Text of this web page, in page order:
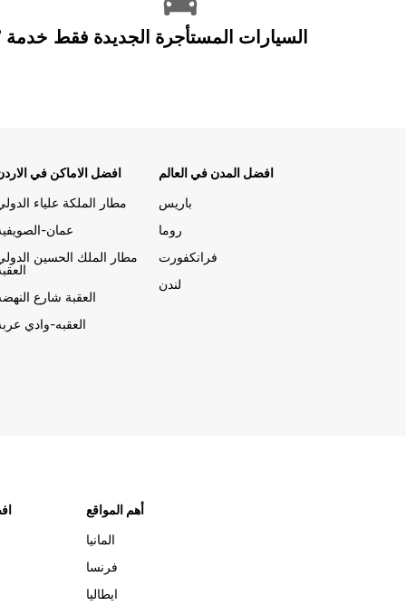
السيارات المستأجرة الجديدة فقط
افضل الاماكن في
مطار الملكة علياء
عمان-
مطار الملك الحسين
العقبة شارع
العقبه-وادي
افضل المدن في العالم
باريس
روما
فرانكفورت
لندن
أهم المواقع
المانيا
فرنسا
ايطاليا